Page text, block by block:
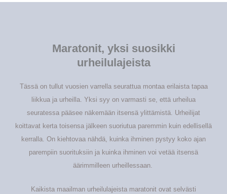
Maratonit, yksi suosikki
urheilulajeista
Tässä on tullut vuosien varrella seurattua montaa erilaista tapaa
liikkua ja urheilla. Yksi syy on varmasti se, että urheilua
seuratessa pääsee näkemään itsensä ylittämistä. Urheilijat
koittavat kerta toisensa jälkeen suoriutua paremmin kuin edellisellä
kerralla. On kiehtovaa nähdä, kuinka ihminen pystyy koko ajan
parempiin suorituksiin ja kuinka ihminen voi vetää itsensä
äärimmilleen urheillessaan.
Kaikista maailman urheilulajeista maratonit ovat selvästi